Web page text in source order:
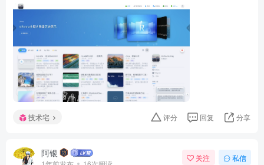
技术宅 评分 回复 分享
阿银 关注 私信